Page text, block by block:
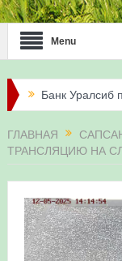
Menu
Банк Уралсиб
Итоги акции
Три птенца
кольца
ГЛАВНАЯ
ТРАНСЛЯЦИЮ НА